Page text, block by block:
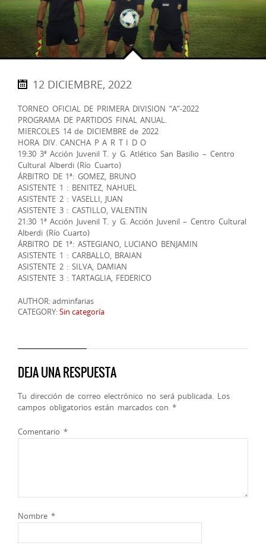
12 DICIEMBRE, 2022
TORNEO OFICIAL DE PRIMERA DIVISION “A”-2022
PROGRAMA DE PARTIDOS FINAL ANUAL.
MIERCOLES 14 de DICIEMBRE de 2022
HORA DIV. CANCHA P A R T I D O
19:30 3ª Acción Juvenil T. y G. Atlético San Basilio – Centro
Cultural Alberdi (Río Cuarto)
ÁRBITRO DE 1ª: GOMEZ, BRUNO
ASISTENTE 1 : BENITEZ, NAHUEL
ASISTENTE 2 : VASELLI, JUAN
ASISTENTE 3 : CASTILLO, VALENTIN
21:30 1ª Acción Juvenil T. y G. Acción Juvenil – Centro Cultural
Alberdi (Río Cuarto)
ÁRBITRO DE 1ª: ASTEGIANO, LUCIANO BENJAMIN
ASISTENTE 1 : CARBALLO, BRAIAN
ASISTENTE 2 : SILVA, DAMIAN
ASISTENTE 3 : TARTAGLIA, FEDERICO
AUTHOR: adminfarias
CATEGORY:Sin categoría
DEJA UNA RESPUESTA
Tu dirección de correo electrónico no será publicada. Los
campos obligatorios están marcados con *
Comentario *
Nombre *